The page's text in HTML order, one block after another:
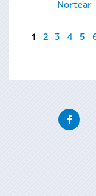
Nortear
Páxinas
1 2 3 4 5